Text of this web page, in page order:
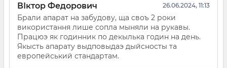
ВІктор Федорович 26.06.2024, 11:13
Брали апарат на забудову, ща своъ 2 роки
використання лише сопла мыняли на рукавы.
Працюэ як годинник по декылька годин на день.
Якысть апарату выдповыдаэ дыйсносты та
европейський стандартам.